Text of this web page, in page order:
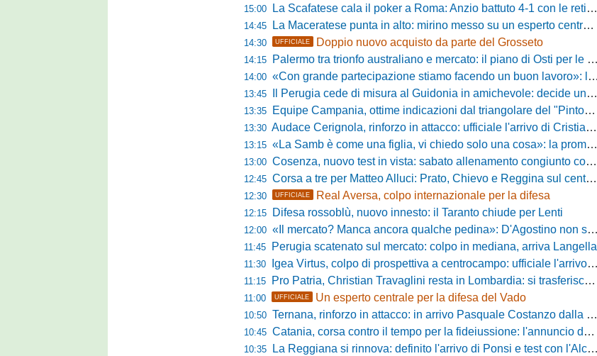
15:00 La Scafatese cala il poker a Roma: Anzio battuto 4-1 con le reti di Palmieri, Esposito, Suhs e Maggio
14:45 La Maceratese punta in alto: mirino messo su un esperto centrocampista
14:30 UFFICIALE Doppio nuovo acquisto da parte del Grosseto
14:15 Palermo tra trionfo australiano e mercato: il piano di Osti per le uscite e la suggestione Almena
14:00 «Con grande partecipazione stiamo facendo un buon lavoro»: la carica di mister Bonera accende la Pro Vercelli
13:45 Il Perugia cede di misura al Guidonia in amichevole: decide un rigore di Zuppel a Bastia
13:35 Equipe Campania, ottime indicazioni dal triangolare del "Pinto": il report
13:30 Audace Cerignola, rinforzo in attacco: ufficiale l'arrivo di Cristian Padula dal Torino
13:15 «La Samb è come una figlia, vi chiedo solo una cosa»: la promessa di Vittorio Massi commuove la piazza
13:00 Cosenza, nuovo test in vista: sabato allenamento congiunto con il Bisignano
12:45 Corsa a tre per Matteo Alluci: Prato, Chievo e Reggina sul centrocampista
12:30 UFFICIALE Real Aversa, colpo internazionale per la difesa
12:15 Difesa rossoblù, nuovo innesto: il Taranto chiude per Lenti
12:00 «Il mercato? Manca ancora qualche pedina»: D'Agostino non si ferma e punta in alto
11:45 Perugia scatenato sul mercato: colpo in mediana, arriva Langella
11:30 Igea Virtus, colpo di prospettiva a centrocampo: ufficiale l'arrivo di Bilal Khamlich
11:15 Pro Patria, Christian Travaglini resta in Lombardia: si trasferisce in Serie D
11:00 UFFICIALE Un esperto centrale per la difesa del Vado
10:50 Ternana, rinforzo in attacco: in arrivo Pasquale Costanzo dalla Paganese
10:45 Catania, corsa contro il tempo per la fideiussione: l'annuncio della società e le ragioni dello slittamento
10:35 La Reggiana si rinnova: definito l'arrivo di Ponsi e test con l'Alcione